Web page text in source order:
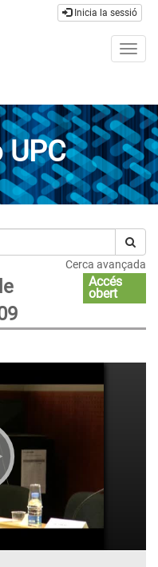
Inicia la sessió
Cerca avançada
Accés
obert